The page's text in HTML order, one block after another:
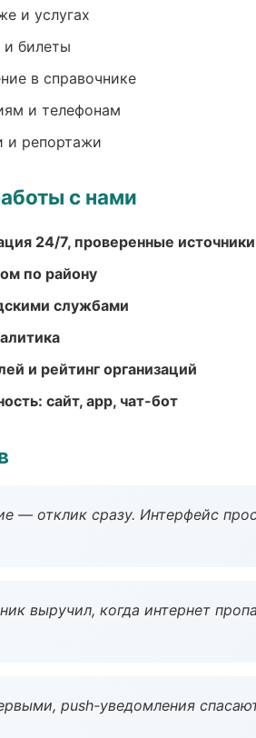
и услугах
билеты
в справочнике
и телефонам
и репортажи
с нами
24/7, проверенные источники
по району
службами
и рейтинг организаций
сайт, app, чат-бот
— отклик сразу. Интерфейс
выручил, когда интернет
push-уведомления